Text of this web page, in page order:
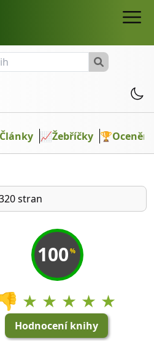
Články 📈Žebříčky 🏆Ocenění
stran
100 %
★ ★ ★ ★ ★
Hodnocení knihy